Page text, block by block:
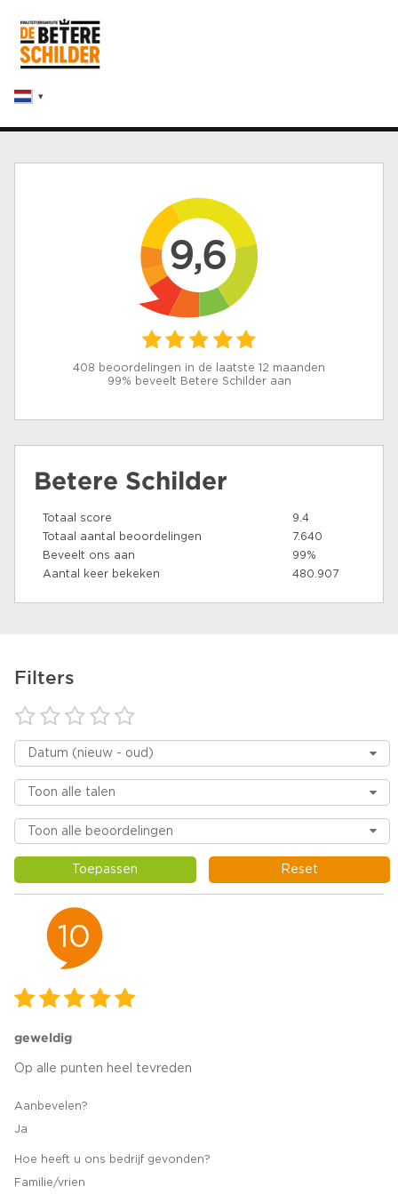
9,6
408 beoordelingen in de laatste 12 maanden
99% beveelt Betere Schilder aan
Betere Schilder
Totaal score
9.4
Totaal aantal beoordelingen
7.640
Beveelt ons aan
99%
Aantal keer bekeken
480.907
Filters
Toepassen Reset
10
geweldig
Op alle punten heel tevreden
Aanbevelen?
Ja
Hoe heeft u ons bedrijf gevonden?
Familie/vrien